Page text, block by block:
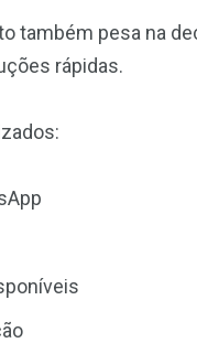
também pesa na
rápidas.